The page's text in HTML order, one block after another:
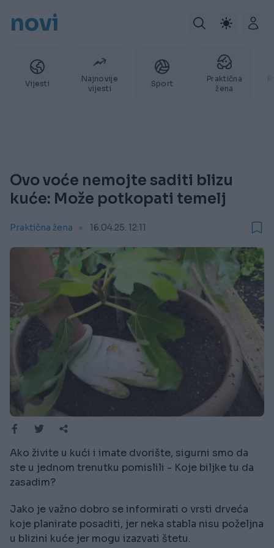
novi
Vijesti
Najnovije
vijesti
Sport
Praktična
žena
Ovo voće nemojte saditi blizu
kuće: Može potkopati temelj
Praktična žena 16.04.25. 12:11
Ako živite u kući i imate dvorište, sigurni smo da
ste u jednom trenutku pomislili - Koje biljke tu da
zasadim?
Jako je važno dobro se informirati o vrsti drveća
koje planirate posaditi, jer neka stabla nisu poželjna
u blizini kuće jer mogu izazvati štetu.